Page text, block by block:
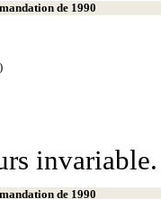
de 1990
invariable.
de 1990